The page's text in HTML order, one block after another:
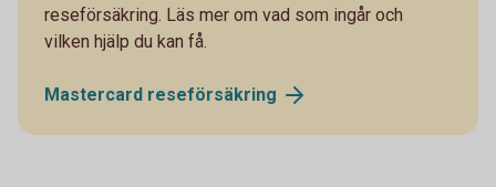
reseförsäkring. Läs mer om vad som ingår och
vilken hjälp du kan få.
Mastercard reseförsäkring